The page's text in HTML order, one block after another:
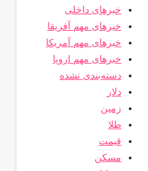
خبرهای داخلی
خبرهای مهم آفریقا
خبرهای مهم آمریکا
خبرهای مهم اروپا
دسته‌بندی نشده
دلار
زمین
طلا
قیمت
مسکن